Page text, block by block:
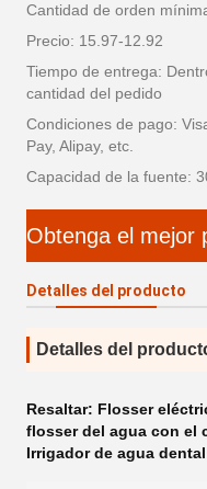
Cantidad de orden
Precio: 15.97-12.92
Tiempo de entrega:
cantidad del pedido
Condiciones de pago:
Pay, Alipay, etc.
Capacidad de la fuente:
Obtenga el mejor
Detalles del producto
Detalles del
Resaltar: Flosser
flosser del agua con el
Irrigador de agua dental